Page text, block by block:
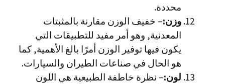
محددة.
وزن:– خفيف الوزن مقارنة بالمثبتات
المعدنية, وهو أمر مفيد للتطبيقات التي
يكون فيها توفير الوزن أمرًا بالغ الأهمية, كما
هو الحال في صناعات الطيران والسيارات.
لون:– نظرة خاطفة الطبيعية هي اللون